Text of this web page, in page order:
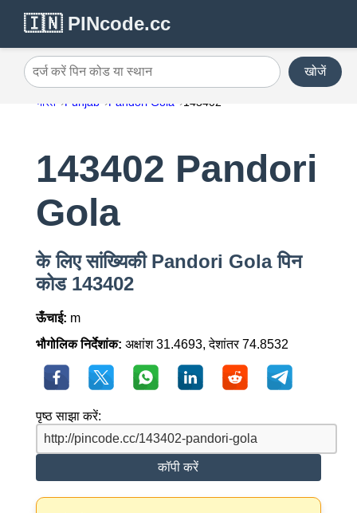
🇮🇳 PINcode.cc
दर्ज करें पिन कोड या स्थान खोजें
भारत Punjab Pandori Gola 143402
143402 Pandori
Gola
के लिए सांख्यिकी Pandori Gola पिन
कोड 143402
ऊँचाई: m
भौगोलिक निर्देशांक: अक्षांश 31.4693, देशांतर 74.8532
पृष्ठ साझा करें:
कॉपी करें